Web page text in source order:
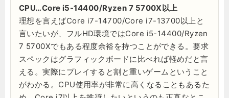
CPU…Core i5-14400/Ryzen 7 5700X以上
理想を言えばCore i7-14700/Core i7-13700以上と
言いたいが、フルHD環境ではCore i5-14400/Ryzen
7 5700Xでもある程度余裕を持つことができる。要求
スペックはグラフィックボードに比べれば軽めだと言
える。実際にプレイすると割と重いゲームということ
がわかる。CPU使用率が非常に高くなることもあるた